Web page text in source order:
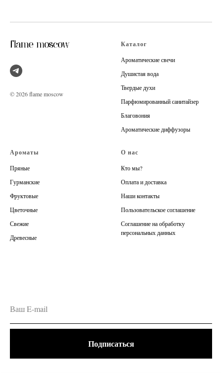
© 2026 flame moscow
Каталог
Ароматические свечи
Душистая вода
Твердые духи
Парфюмированный санитайзер
Благовония
Ароматические диффузоры
Ароматы
Пряные
Гурманские
Фруктовые
Цветочные
Свежие
Древесные
О нас
Кто мы?
Оплата и доставка
Наши контакты
Пользовательское соглашение
Соглашение на обработку
персональных данных
Подписаться